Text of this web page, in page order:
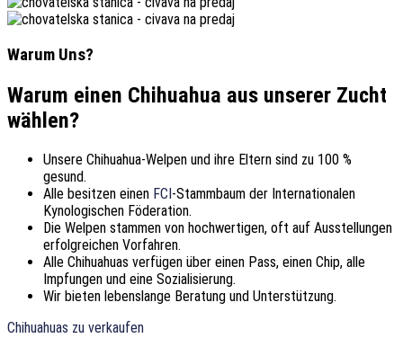
Warum Uns?
Warum einen Chihuahua aus unserer Zucht
wählen?
Unsere Chihuahua-Welpen und ihre Eltern sind zu 100 %
gesund.
Alle besitzen einen FCI-Stammbaum der Internationalen
Kynologischen Föderation.
Die Welpen stammen von hochwertigen, oft auf Ausstellungen
erfolgreichen Vorfahren.
Alle Chihuahuas verfügen über einen Pass, einen Chip, alle
Impfungen und eine Sozialisierung.
Wir bieten lebenslange Beratung und Unterstützung.
Chihuahuas zu verkaufen